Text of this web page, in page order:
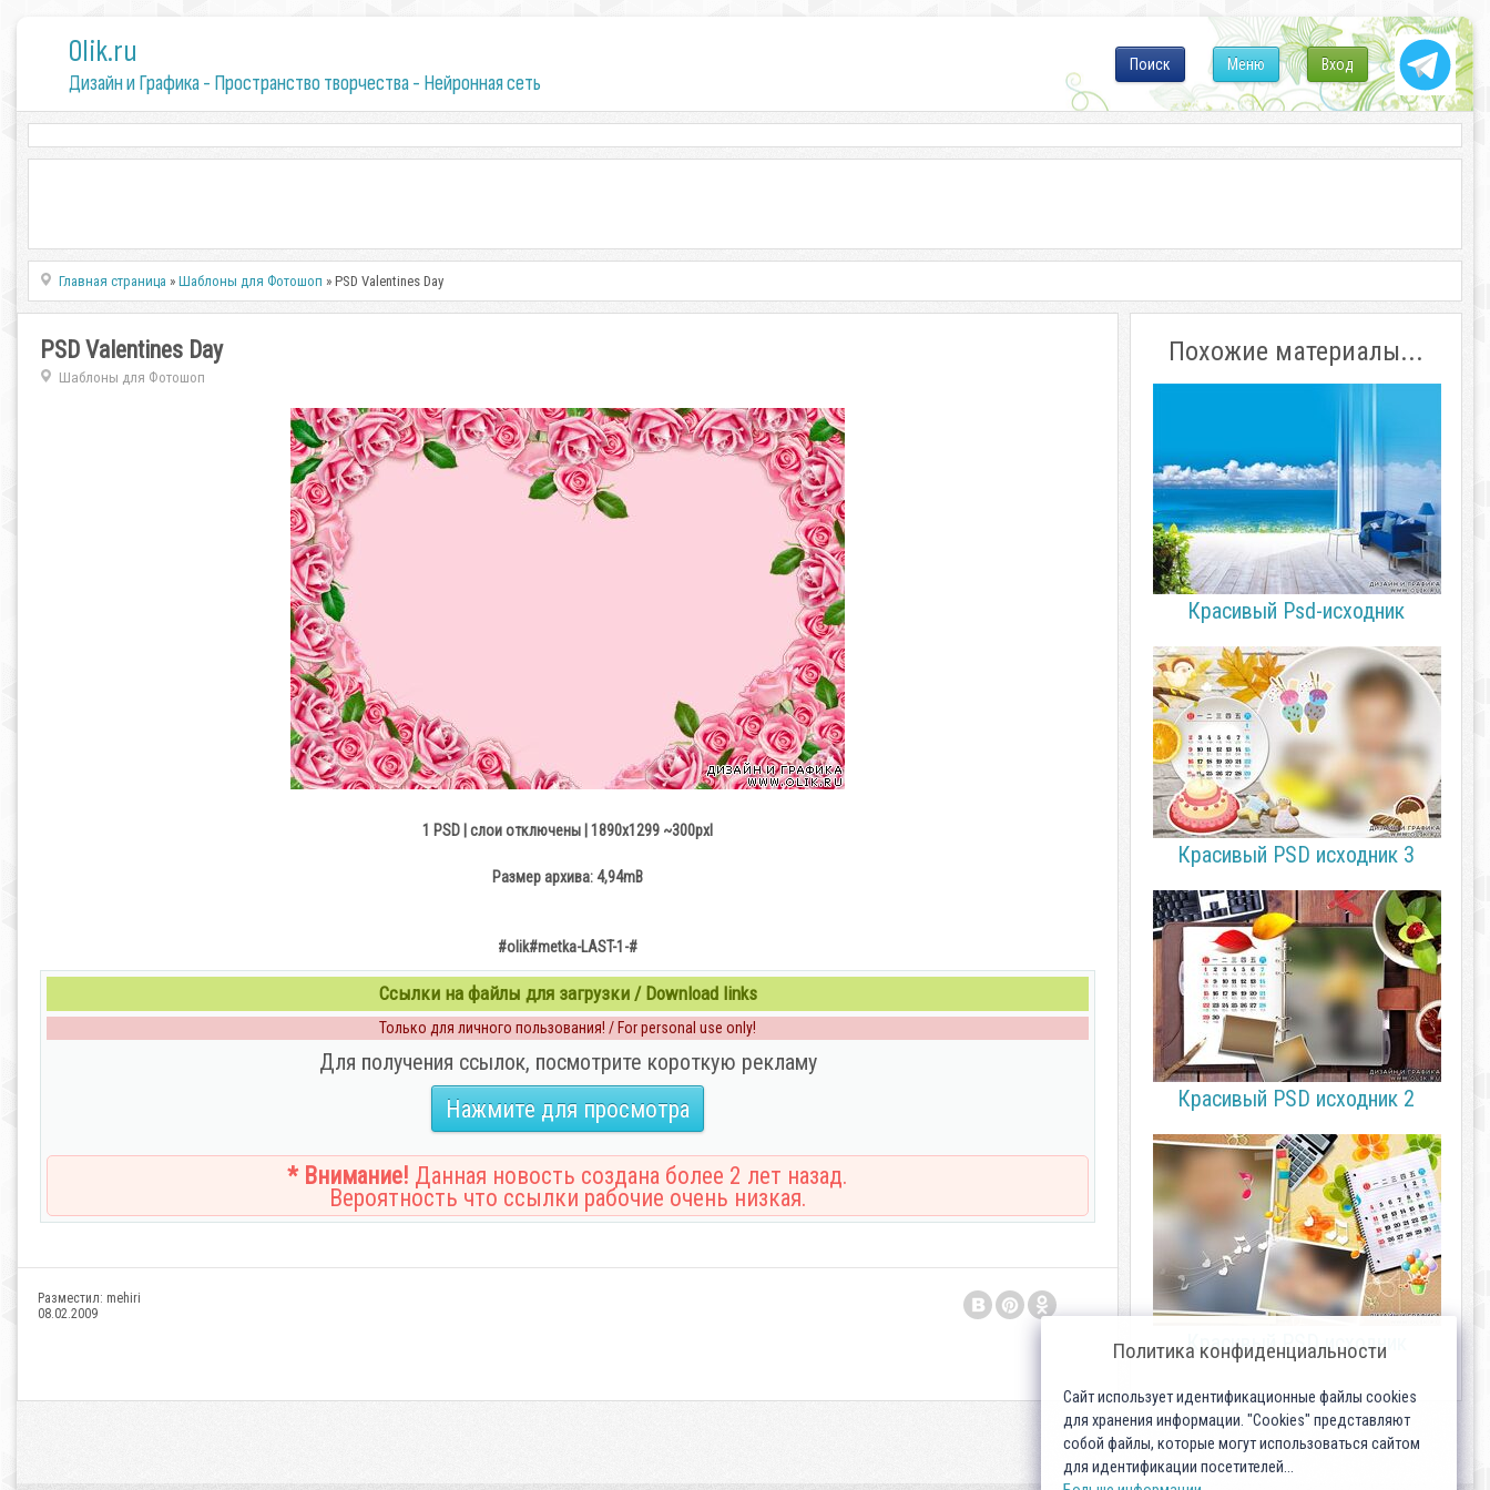
0lik.ru
Дизайн и Графика - Пространство творчества - Нейронная сеть
Вход
Меню
Поиск
Главная страница »Шаблоны для Фотошоп » PSD Valentines Day
PSD Valentines Day
Шаблоны для Фотошоп
1 PSD | слои отключены | 1890x1299 ~300pxl
Размер архива: 4,94mB
#olik#metka-LAST-1-#
Ссылки на файлы для загрузки / Download links
Только для личного пользования! / For personal use only!
Для получения ссылок, посмотрите короткую рекламу
Нажмите для просмотра
* Внимание! Данная новость создана более 2 лет назад.
Вероятность что ссылки рабочие очень низкая.
Разместил: mehiri
08.02.2009
Похожие материалы...
Красивый Psd-исходник
Красивый PSD исходник 3
Красивый PSD исходник 2
Красивый PSD исходник
Политика конфиденциальности
Сайт использует идентификационные файлы cookies
для хранения информации. "Cookies" представляют
собой файлы, которые могут использоваться сайтом
для идентификации посетителей...